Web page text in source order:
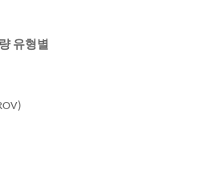
유형별